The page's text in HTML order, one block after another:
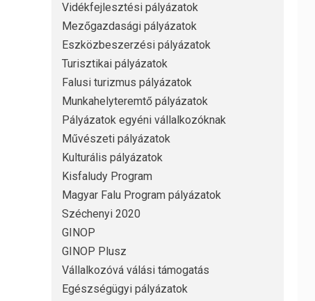
Vidékfejlesztési pályázatok
Mezőgazdasági pályázatok
Eszközbeszerzési pályázatok
Turisztikai pályázatok
Falusi turizmus pályázatok
Munkahelyteremtő pályázatok
Pályázatok egyéni vállalkozóknak
Művészeti pályázatok
Kulturális pályázatok
Kisfaludy Program
Magyar Falu Program pályázatok
Széchenyi 2020
GINOP
GINOP Plusz
Vállalkozóvá válási támogatás
Egészségügyi pályázatok